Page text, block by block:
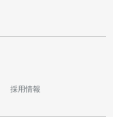
採用情報